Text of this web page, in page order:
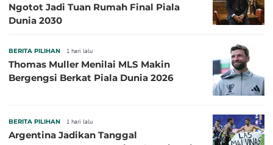
Ngotot Jadi Tuan Rumah Final Piala
Dunia 2030
BERITA PILIHAN 1 hari lalu
Thomas Muller Menilai MLS Makin
Bergengsi Berkat Piala Dunia 2026
BERITA PILIHAN 1 hari lalu
Argentina Jadikan Tanggal